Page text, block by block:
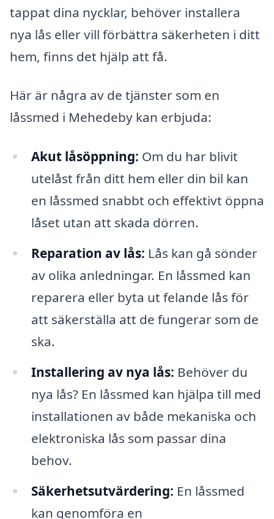
tappat dina nycklar, behöver installera
nya lås eller vill förbättra säkerheten i ditt
hem, finns det hjälp att få.
Här är några av de tjänster som en
låssmed i Mehedeby kan erbjuda:
Akut låsöppning: Om du har blivit
utelåst från ditt hem eller din bil kan
en låssmed snabbt och effektivt öppna
låset utan att skada dörren.
Reparation av lås: Lås kan gå sönder
av olika anledningar. En låssmed kan
reparera eller byta ut felande lås för
att säkerställa att de fungerar som de
ska.
Installering av nya lås: Behöver du
nya lås? En låssmed kan hjälpa till med
installationen av både mekaniska och
elektroniska lås som passar dina
behov.
Säkerhetsutvärdering: En låssmed
kan genomföra en